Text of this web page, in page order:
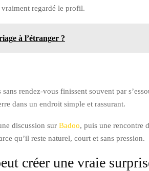
vraiment regardé le profil.
à l’étranger ?
rendez-vous finissent souvent par
dans un endroit simple et rassurant.
discussion sur Badoo, puis une rencontre
qu’il reste naturel, court et sans pression.
créer une vraie